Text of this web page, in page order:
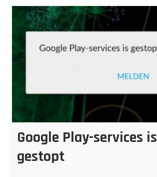
Google Play-services is
gestopt